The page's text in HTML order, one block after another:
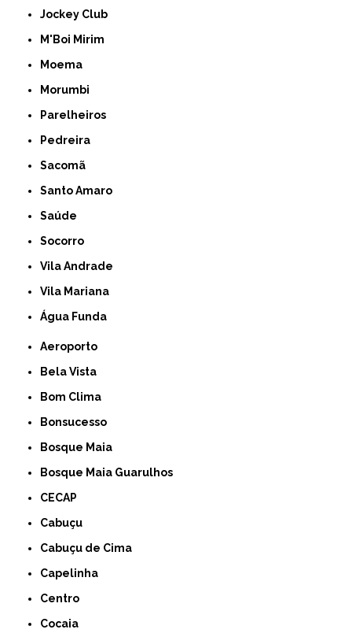
Jockey Club
M'Boi Mirim
Moema
Morumbi
Parelheiros
Pedreira
Sacomã
Santo Amaro
Saúde
Socorro
Vila Andrade
Vila Mariana
Água Funda
Aeroporto
Bela Vista
Bom Clima
Bonsucesso
Bosque Maia
Bosque Maia Guarulhos
CECAP
Cabuçu
Cabuçu de Cima
Capelinha
Centro
Cocaia